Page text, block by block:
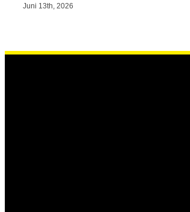
Juni 13th, 2026